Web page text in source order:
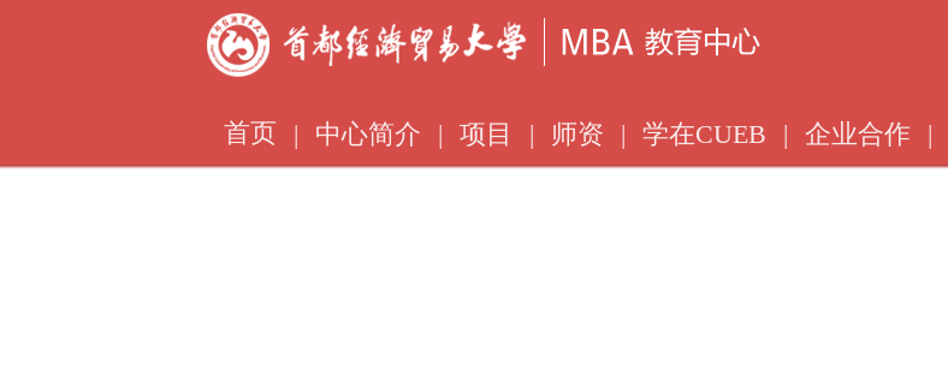
首页 | 中心简介 | 项目 | 师资 | 学在CUEB | 企业合作 |